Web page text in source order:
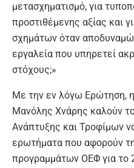
μετασχηματισμό, για
προστιθέμενης αξίας και
σχημάτων όταν
εργαλεία που υπηρετεί
στόχους;»
Με την εν λόγω Ερώτηση,
Μανόλης Χνάρης καλούν
Ανάπτυξης και Τροφίμων
ερωτήματα που αφορούν
προγραμμάτων ΟΕΦ για το